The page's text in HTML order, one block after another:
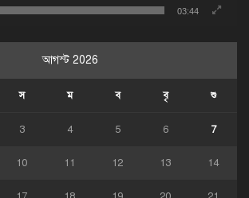
03:44
আগস্ট 2026
স ম ব বৃ শু
3 4 5 6 7
10 11 12 13 14